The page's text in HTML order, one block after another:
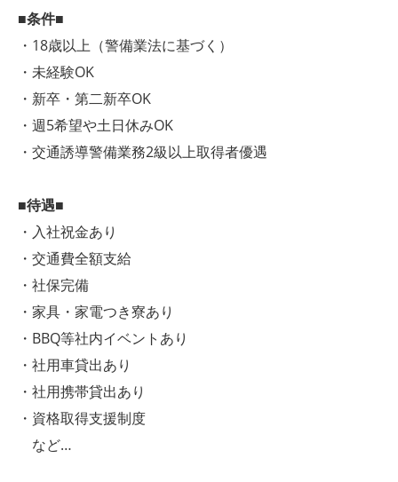
■条件■
・18歳以上（警備業法に基づく）
・未経験OK
・新卒・第二新卒OK
・週5希望や土日休みOK
・交通誘導警備業務2級以上取得者優遇
■待遇■
・入社祝金あり
・交通費全額支給
・社保完備
・家具・家電つき寮あり
・BBQ等社内イベントあり
・社用車貸出あり
・社用携帯貸出あり
・資格取得支援制度
など…